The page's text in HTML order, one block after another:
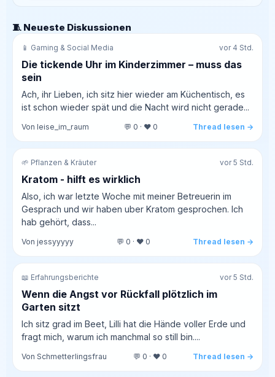
🧵 Neueste Diskussionen
📱 Gaming & Social Media vor 4 Std.
Die tickende Uhr im Kinderzimmer – muss das
sein
Ach, ihr Lieben, ich sitz hier wieder am Küchentisch, es
ist schon wieder spät und die Nacht wird nicht gerade...
Von leise_im_raum 💬 0 · ❤️ 0 Thread lesen →
🌱 Pflanzen & Kräuter vor 5 Std.
Kratom - hilft es wirklich
Also, ich war letzte Woche mit meiner Betreuerin im
Gesprach und wir haben uber Kratom gesprochen. Ich
hab gehört, dass...
Von jessyyyyy 💬 0 · ❤️ 0 Thread lesen →
📖 Erfahrungsberichte vor 5 Std.
Wenn die Angst vor Rückfall plötzlich im
Garten sitzt
Ich sitz grad im Beet, Lilli hat die Hände voller Erde und
fragt mich, warum ich manchmal so still bin....
Von Schmetterlingsfrau 💬 0 · ❤️ 0 Thread lesen →